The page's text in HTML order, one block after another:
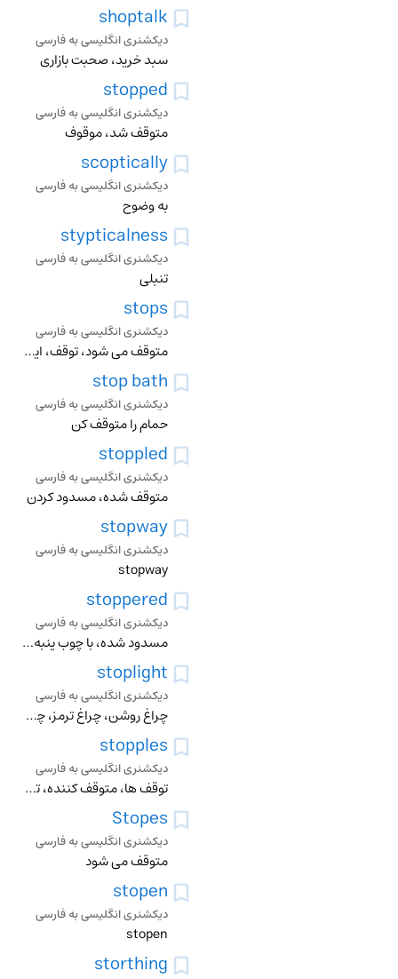
shoptalk
دیکشنری انگلیسی به فارسی
سبد خرید، صحبت بازاری
stopped
دیکشنری انگلیسی به فارسی
متوقف شد، موقوف
scoptically
دیکشنری انگلیسی به فارسی
به وضوح
stypticalness
دیکشنری انگلیسی به فارسی
تنبلی
stops
دیکشنری انگلیسی به فارسی
متوقف می شود، توقف، ایست، ایستگاه، ترک، تکیه، نقطه، تعلیق، متوقف ساختن، ایستادن، توقف کردن، پر کردن، خوابیدن، مانع شدن، تعطیل کردن، ایستادگی کردن، موقوف کردن، م
stop bath
دیکشنری انگلیسی به فارسی
حمام را متوقف کن
stoppled
دیکشنری انگلیسی به فارسی
متوقف شده، مسدود کردن
stopway
دیکشنری انگلیسی به فارسی
stopway
stoppered
دیکشنری انگلیسی به فارسی
مسدود شده، با چوب پنبه بستن، مسدود کردن، با دریچه بستن
stoplight
دیکشنری انگلیسی به فارسی
چراغ روشن، چراغ ترمز، چراغ علامت توقف وسائط نقلیه
stopples
دیکشنری انگلیسی به فارسی
توقف ها، متوقف کننده، توقف، مسدود کردن
Stopes
دیکشنری انگلیسی به فارسی
متوقف می شود
stopen
دیکشنری انگلیسی به فارسی
stopen
storthing